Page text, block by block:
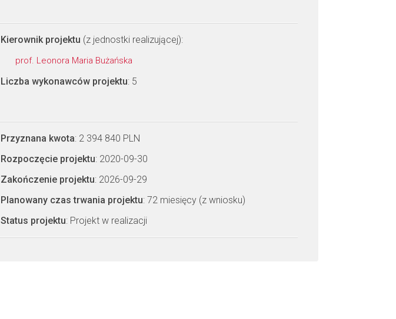
Kierownik projektu (z jednostki realizującej):
prof. Leonora Maria Bużańska
Liczba wykonawców projektu: 5
Przyznana kwota: 2 394 840 PLN
Rozpoczęcie projektu: 2020-09-30
Zakończenie projektu: 2026-09-29
Planowany czas trwania projektu: 72 miesięcy (z wniosku)
Status projektu: Projekt w realizacji